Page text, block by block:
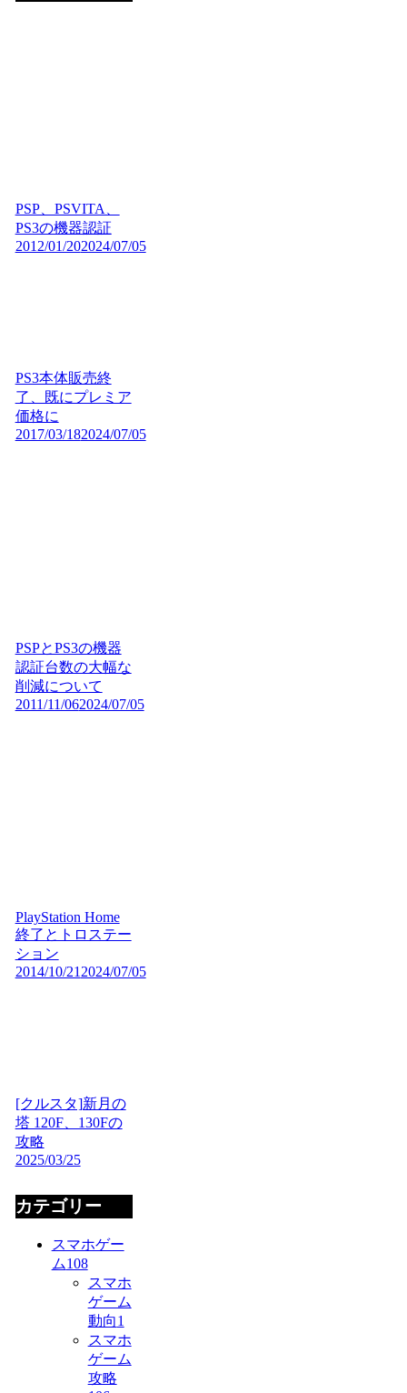
PSP、PSVITA、
PS3の機器認証
2012/01/202024/07/05
PS3本体販売終
了、既にプレミア
価格に
2017/03/182024/07/05
PSPとPS3の機器
認証台数の大幅な
削減について
2011/11/062024/07/05
PlayStation Home
終了とトロステー
ション
2014/10/21 2024/07/05
[クルスタ]新月の
塔 120F、130Fの
攻略
2025/03/25
カテゴリー
スマホゲー
ム108
スマホ
ゲーム
動向1
スマホ
ゲーム
攻略